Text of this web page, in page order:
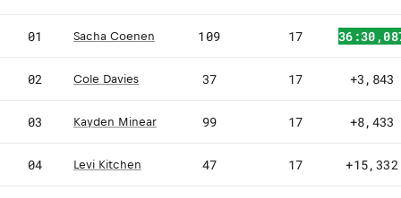
01 Sacha Coenen 109 17
02 Cole Davies 37 17 +3,843
03 Kayden Minear 99 17 +8,433
04 Levi Kitchen 47 17 +15,332